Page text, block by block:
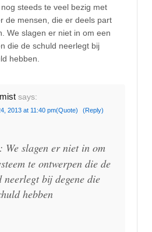
steeds te veel bezig met
de mensen, die er deels part
We slagen er niet in om een
die de schuld neerlegt bij
hebben.
says:
2013 at 11:40 pm(Quote) (Reply)
: We slagen er niet in om
te ontwerpen die de
neerlegt bij degene die
hebben